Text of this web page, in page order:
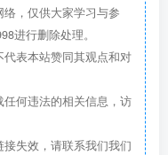
，仅供大家学习与参
进行删除处理。
表本站赞同其观点和对
何违法的相关信息，访
失效，请联系我们我们